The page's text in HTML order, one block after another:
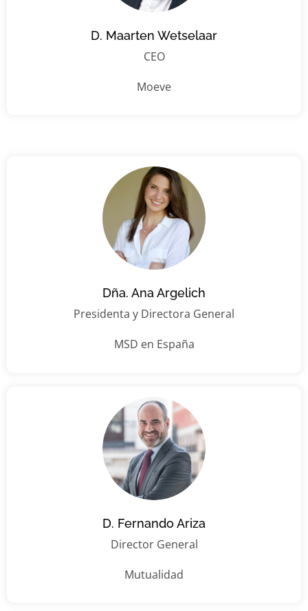
D. Maarten Wetselaar
CEO
Moeve
Dña. Ana Argelich
Presidenta y Directora General
MSD en España
D. Fernando Ariza
Director General
Mutualidad